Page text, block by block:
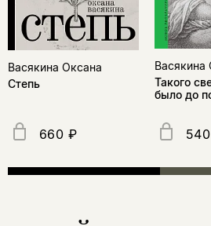
Васякина Оксана
Степь
660 ₽
Васякина
Такого
было до